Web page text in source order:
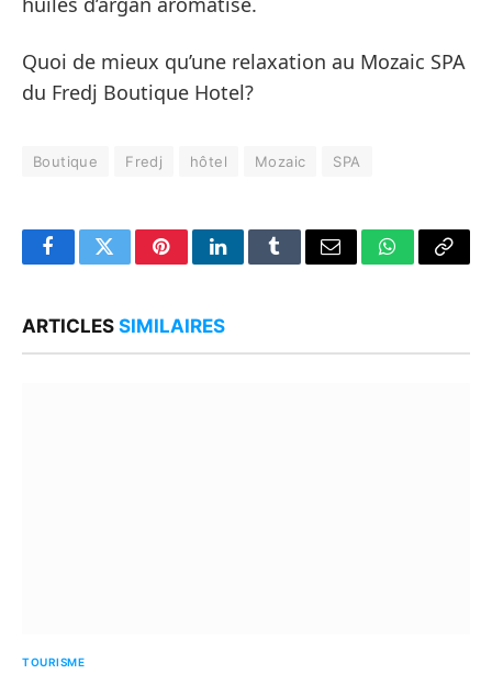
Quoi de mieux qu’une relaxation au Mozaic SPA
du Fredj Boutique Hotel?
Boutique Fredj hôtel Mozaic SPA
FacebookTwitterPinterestLinkedInTumblrEmail WhatsApp
Copy
ARTICLES SIMILAIRES
TOURISME